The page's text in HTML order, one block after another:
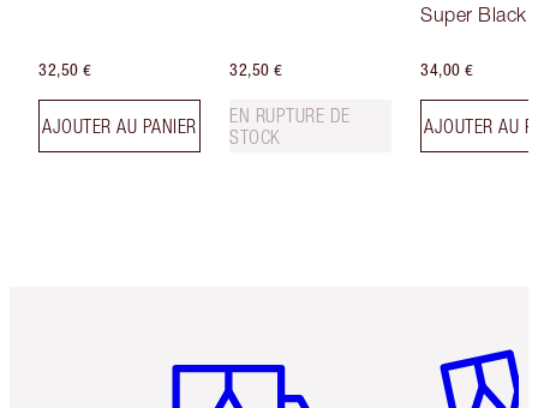
32,50 €
AJOUTER AU PANIER
32,50 €
EN RUPTURE DE
STOCK
Super Black
34,00 €
AJOUTER AU